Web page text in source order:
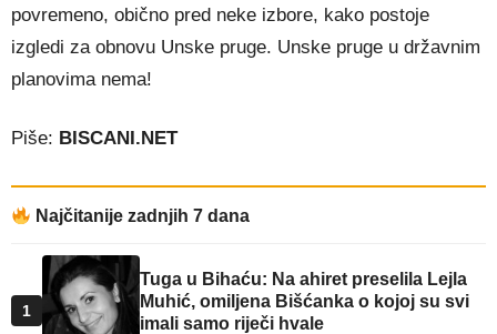
povremeno, obično pred neke izbore, kako postoje
izgledi za obnovu Unske pruge. Unske pruge u državnim
planovima nema!
Piše: BISCANI.NET
Najčitanije zadnjih 7 dana
1
Tuga u Bihaću: Na ahiret preselila Lejla
Muhić, omiljena Bišćanka o kojoj su svi
imali samo riječi hvale